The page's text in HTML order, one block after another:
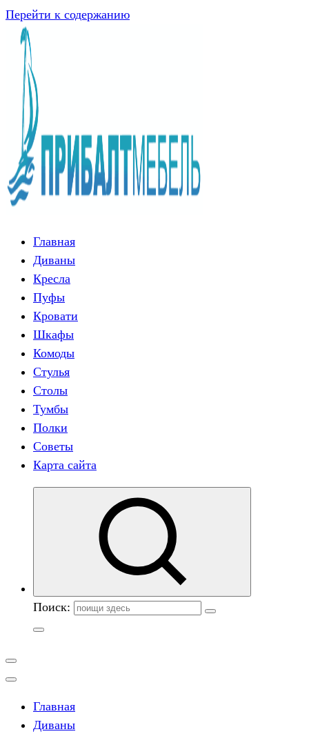
Перейти к содержанию
Главная
Диваны
Кресла
Пуфы
Кровати
Шкафы
Комоды
Стулья
Столы
Тумбы
Полки
Советы
Карта сайта
Поиск:
Главная
Диваны